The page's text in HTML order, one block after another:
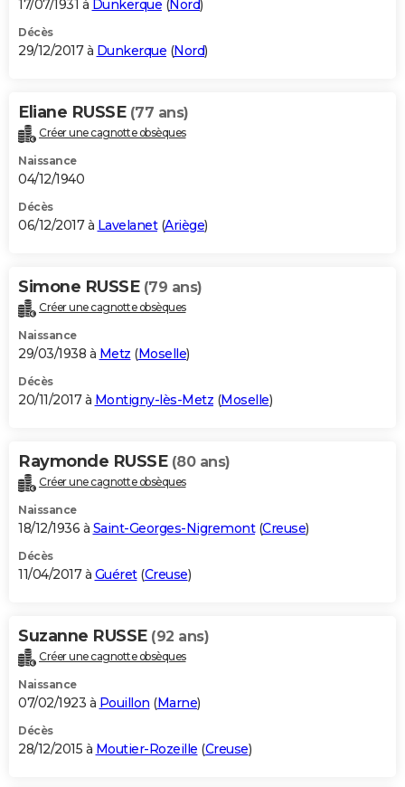
17/07/1931 à Dunkerque (Nord)
Décès
29/12/2017 à Dunkerque (Nord)
Eliane RUSSE (77 ans)
Créer une cagnotte obsèques
Naissance
04/12/1940
Décès
06/12/2017 à Lavelanet(Ariège)
Simone RUSSE (79 ans)
Créer une cagnotte obsèques
Naissance
29/03/1938 à Metz (Moselle)
Décès
20/11/2017 à Montigny-lès-Metz (Moselle)
Raymonde RUSSE (80 ans)
Créer une cagnotte obsèques
Naissance
18/12/1936 à Saint-Georges-Nigremont(Creuse)
Décès
11/04/2017 à Guéret(Creuse)
Suzanne RUSSE (92 ans)
Créer une cagnotte obsèques
Naissance
07/02/1923 à Pouillon (Marne)
Décès
28/12/2015 à Moutier-Rozeille (Creuse)